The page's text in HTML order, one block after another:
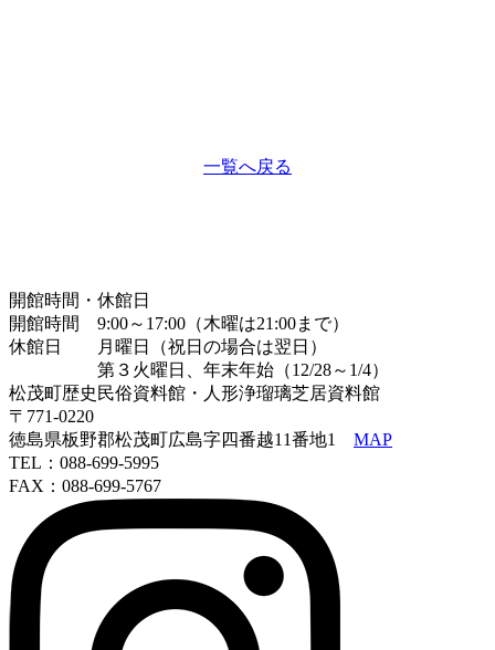
一覧へ戻る
開館時間・休館日
開館時間 9:00～17:00（木曜は21:00まで）
休館日 月曜日（祝日の場合は翌日）
第３火曜日、年末年始（12/28～1/4）
松茂町歴史民俗資料館・人形浄瑠璃芝居資料館
〒771-0220
徳島県板野郡松茂町広島字四番越11番地1 MAP
TEL：088-699-5995
FAX：088-699-5767